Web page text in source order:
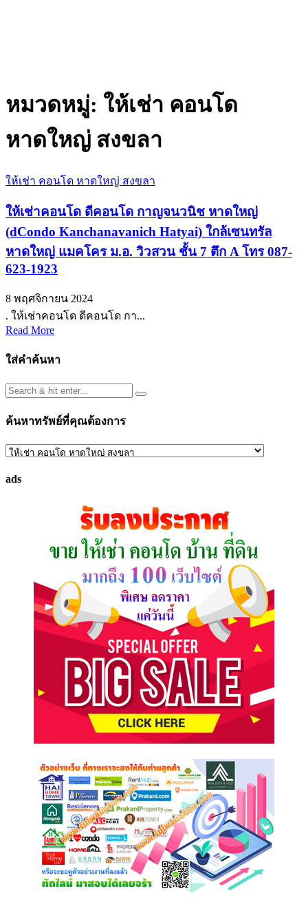
หมวดหมู่: ให้เช่า คอนโด
หาดใหญ่ สงขลา
ให้เช่า คอนโด หาดใหญ่ สงขลา
ให้เช่าคอนโด ดีคอนโด กาญจนวนิช หาดใหญ่
(dCondo Kanchanavanich Hatyai) ใกล้เซนทรัล
หาดใหญ่ แมคโคร ม.อ. วิวสวน ชั้น 7 ตึก A โทร 087-
623-1923
8 พฤศจิกายน 2024
. ให้เช่าคอนโด ดีคอนโด กา...
Read More
ใส่คำค้นหา
ค้นหาทรัพย์ที่คุณต้องการ
ค้นหา
ที่
ads